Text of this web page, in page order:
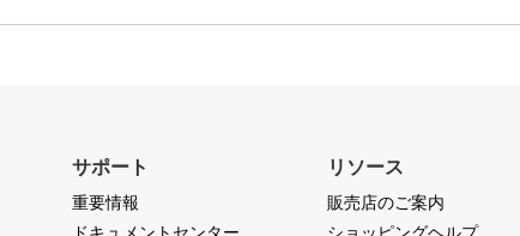
サポート
重要情報
リソース
販売店のご案内